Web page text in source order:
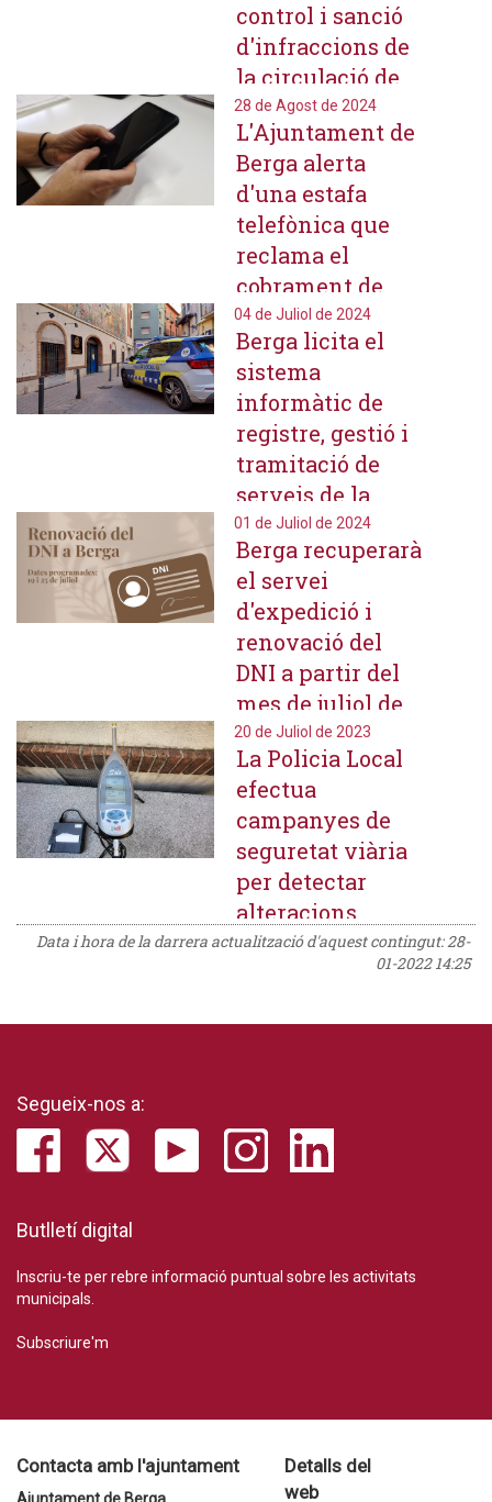
control i sanció
d'infraccions de
la circulació de
patinets elèctrics
28 de Agost de 2024
L'Ajuntament de
Berga alerta
d'una estafa
telefònica que
reclama el
cobrament de
tributs
municipals a la
ciutadania
04 de Juliol de 2024
Berga licita el
sistema
informàtic de
registre, gestió i
tramitació de
serveis de la
Policia Local
01 de Juliol de 2024
Berga recuperarà
el servei
d'expedició i
renovació del
DNI a partir del
mes de juliol de
forma periòdica
20 de Juliol de 2023
La Policia Local
efectua
campanyes de
seguretat viària
per detectar
alteracions
d'elements en
Data i hora de la darrera actualització d'aquest contingut:28-
01-2022 14:25
Segueix-nos a:
Butlletí digital
Inscriu-te per rebre informació puntual sobre les activitats
municipals.
Subscriure'm
Contacta amb l'ajuntament
Detalls del
web